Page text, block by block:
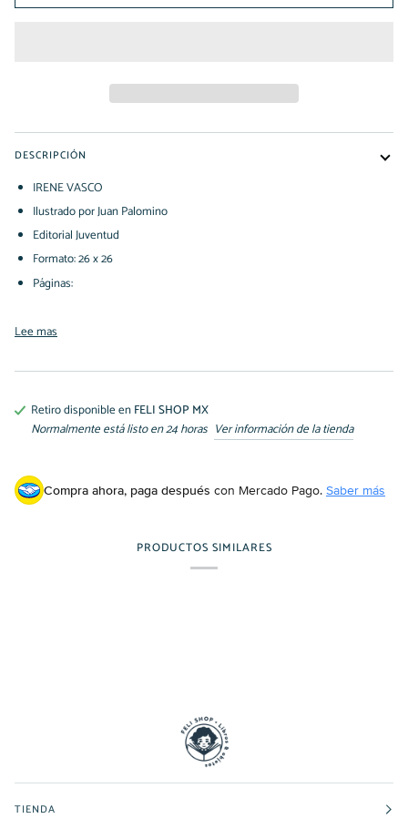
DESCRIPCIÓN
IRENE VASCO
Ilustrado por Juan Palomino
Editorial Juventud
Formato: 26 x 26
Páginas:
Lee mas
Retiro disponible enFELI SHOP MX
Normalmente está listo en 24 horas Ver información de la tienda
Compra ahora, paga después con Mercado Pago. Saber más
PRODUCTOS SIMILARES
TIENDA